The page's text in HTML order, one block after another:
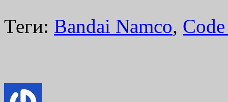
Теги: Bandai Namco,